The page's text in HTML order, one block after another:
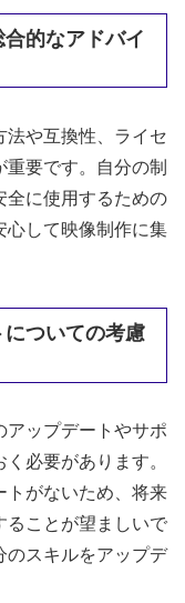
合的なアドバイ
法や互換性、ライセ
要です。自分の制
全に使用するための
心して映像制作に集
ついての考慮
アップデートやサポ
必要があります。
トがないため、将来
ることが望ましいで
のスキルをアップデ